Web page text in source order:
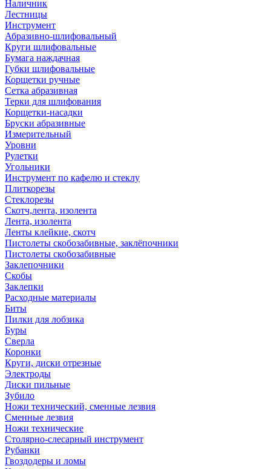
Наличник
Лестницы
Инструмент
Абразивно-шлифовальный
Круги шлифовальные
Бумага наждачная
Губки шлифовальные
Корщетки ручные
Сетка абразивная
Терки для шлифования
Корщетки-насадки
Бруски абразивные
Измерительный
Уровни
Рулетки
Угольники
Инструмент по кафелю и стеклу
Плиткорезы
Стеклорезы
Скотч,лента, изолента
Лента, изолента
Ленты клейкие, скотч
Пистолеты скобозабивные, заклёпочники
Пистолеты скобозабивные
Заклепочники
Скобы
Заклепки
Расходные материалы
Биты
Пилки для лобзика
Буры
Сверла
Коронки
Круги, диски отрезные
Электроды
Диски пильные
Зубило
Ножи технический, сменные лезвия
Сменные лезвия
Ножи технические
Столярно-слесарный инструмент
Рубанки
Гвоздодеры и ломы